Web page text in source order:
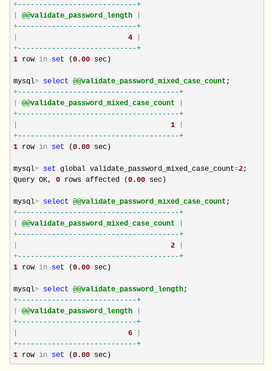
+-- --------------------------+
@@validate_password_length
+-- --------------------------+
4
+-- --------------------------+
1 row in set (0.00 sec)
mysql> select @@validate_password_mixed_case_count
+-- ------------------------------------+
@@validate_password_mixed_case_count
+-- ------------------------------------+
1
+-- ------------------------------------+
1 row in set (0.00 sec)
mysql> set global validate_password_mixed_case_count=2;
Query OK, 0 rows affected (0.00 sec)
mysql> select @@validate_password_mixed_case_count
+-- ------------------------------------+
@@validate_password_mixed_case_count
+-- ------------------------------------+
2
+-- ------------------------------------+
1 row in set (0.00 sec)
mysql> select @@validate_password_length
+-- --------------------------+
@@validate_password_length
+-- --------------------------+
6
+-- --------------------------+
1 row in set (0.00 sec)